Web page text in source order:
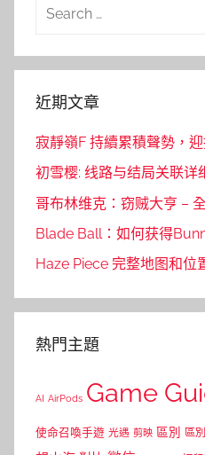
Search
近期文章
寂靜嶺F 持續累積聲勢，
初雪樱: 线路与结局关联详
哥布林维克：窃贼大亨 –
Blade Ball：如何获得
Haze Piece 完整地图和位
熱門主題
AI AirPods Game
使命召喚手遊 光遇 剪映 區別 區